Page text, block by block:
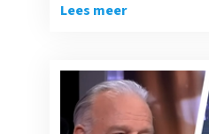
Lees meer